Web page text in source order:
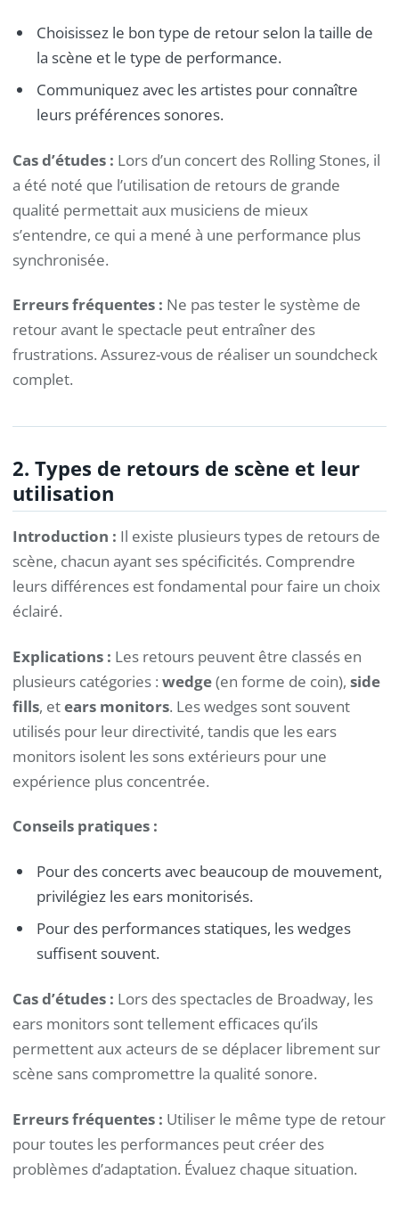
Choisissez le bon type de retour selon la taille de
la scène et le type de performance.
Communiquez avec les artistes pour connaître
leurs préférences sonores.
Cas d’études : Lors d’un concert des Rolling Stones, il
a été noté que l’utilisation de retours de grande
qualité permettait aux musiciens de mieux
s’entendre, ce qui a mené à une performance plus
synchronisée.
Erreurs fréquentes : Ne pas tester le système de
retour avant le spectacle peut entraîner des
frustrations. Assurez-vous de réaliser un soundcheck
complet.
2. Types de retours de scène et leur
utilisation
Introduction : Il existe plusieurs types de retours de
scène, chacun ayant ses spécificités. Comprendre
leurs différences est fondamental pour faire un choix
éclairé.
Explications : Les retours peuvent être classés en
plusieurs catégories : wedge(en forme de coin), side
fills, etears monitors. Les wedges sont souvent
utilisés pour leur directivité, tandis que les ears
monitors isolent les sons extérieurs pour une
expérience plus concentrée.
Conseils pratiques :
Pour des concerts avec beaucoup de mouvement,
privilégiez les ears monitorisés.
Pour des performances statiques, les wedges
suffisent souvent.
Cas d’études : Lors des spectacles de Broadway, les
ears monitors sont tellement efficaces qu’ils
permettent aux acteurs de se déplacer librement sur
scène sans compromettre la qualité sonore.
Erreurs fréquentes : Utiliser le même type de retour
pour toutes les performances peut créer des
problèmes d’adaptation. Évaluez chaque situation.